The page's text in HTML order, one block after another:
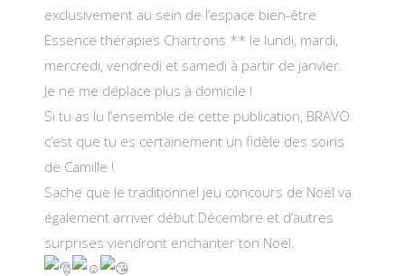
exclusivement au sein de l’espace bien-être
Essence thérapies Chartrons ** le lundi, mardi,
mercredi, vendredi et samedi à partir de janvier.
Je ne me déplace plus à domicile !
Si tu as lu l’ensemble de cette publication, BRAVO
c’est que tu es certainement un fidèle des soins
de Camille !
Sache que le traditionnel jeu concours de Noël va
également arriver début Décembre et d’autres
surprises viendront enchanter ton Noël.